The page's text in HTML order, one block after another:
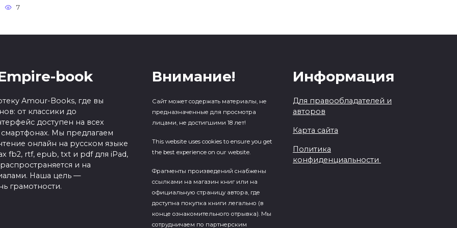
7
book
Amour-Books, где вы
от классики до
доступен на всех
Мы предлагаем
онлайн на русском языке
fb2, rtf, epub, txt и pdf для iPad,
и на
Наша цель —
грамотности.
Внимание!
Сайт может содержать материалы, не
предназначенные для просмотра
лицами, не достигшими 18 лет!
This website uses cookies to ensure you get
the best experience on our website.
Фрагменты произведений cнабжены
ссылками на магазин книг или на
официальную страницу автора, где
доступна покупка книги легально (в
конце ознакомительного отрывка). Мы
сотрудничаем по партнерским
Информация
Для правообладателей и
авторов
Карта сайта
Политика
конфиденциальности